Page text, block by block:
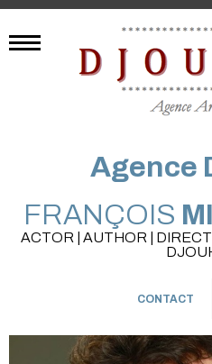
Agence
FRANÇOIS
ACTOR | AUTHOR |
CONTACT